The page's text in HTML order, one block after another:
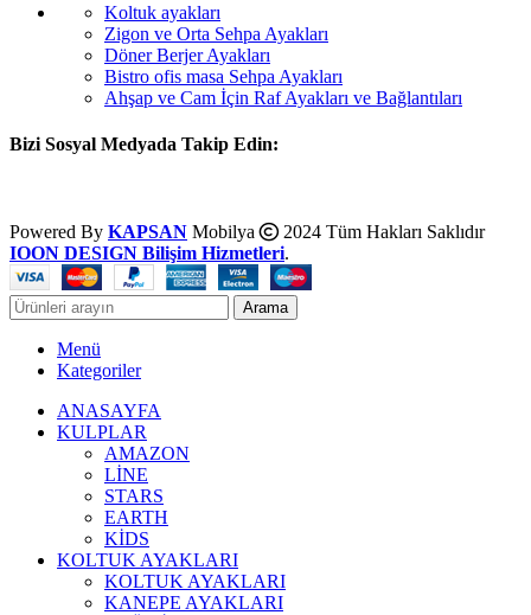
Koltuk ayakları
Zigon ve Orta Sehpa Ayakları
Döner Berjer Ayakları
Bistro ofis masa Sehpa Ayakları
Ahşap ve Cam İçin Raf Ayakları ve Bağlantıları
Bizi Sosyal Medyada Takip Edin:
Powered By KAPSAN Mobilya
2024 Tüm Hakları Saklıdır
IOON DESIGN Bilişim Hizmetleri.
Arama
Menü
Kategoriler
ANASAYFA
KULPLAR
AMAZON
LİNE
STARS
EARTH
KİDS
KOLTUK AYAKLARI
KOLTUK AYAKLARI
KANEPE AYAKLARI